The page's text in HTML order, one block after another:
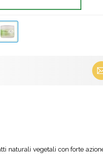
naturali vegetali con forte